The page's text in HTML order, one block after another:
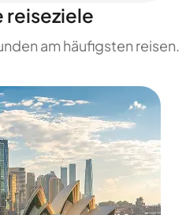
reiseziele
am häufigsten reisen.